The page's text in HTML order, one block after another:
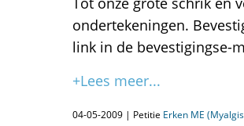
ondertekeningen.
link in de bevestigingse-
+Lees meer...
04-05-2009 | Petitie Erken ME